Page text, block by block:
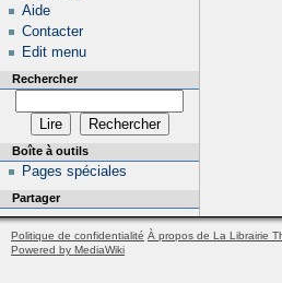
Aide
Contacter
Edit menu
Rechercher
Boîte à outils
Pages spéciales
Partager
Politique de confidentialité À propos de La Librairie
Powered by MediaWiki